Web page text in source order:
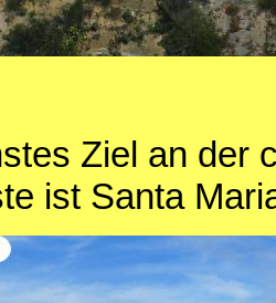
Ziel an der
ist Santa